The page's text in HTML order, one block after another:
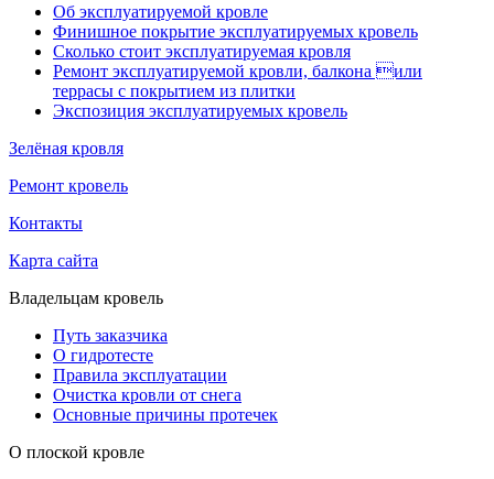
Об эксплуатируемой кровле
Финишное покрытие эксплуатируемых кровель
Сколько стоит эксплуатируемая кровля
Ремонт эксплуатируемой кровли, балкона или
террасы с покрытием из плитки
Экспозиция эксплуатируемых кровель
Зелёная кровля
Ремонт кровель
Контакты
Карта сайта
Владельцам кровель
Путь заказчика
О гидротесте
Правила эксплуатации
Очистка кровли от снега
Основные причины протечек
О плоской кровле